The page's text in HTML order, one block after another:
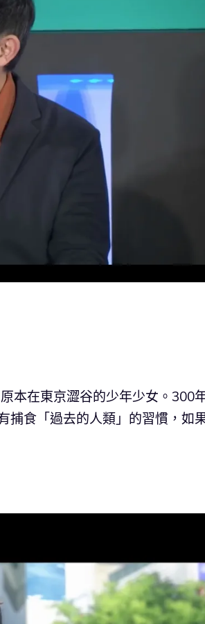
本在東京澀谷的少年少女。300
捕食「過去的人類」的習慣，如